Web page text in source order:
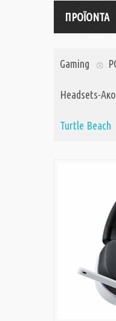
ΠΡΟΪΟΝΤΑ
Gaming
Headsets-
Turtle Beach